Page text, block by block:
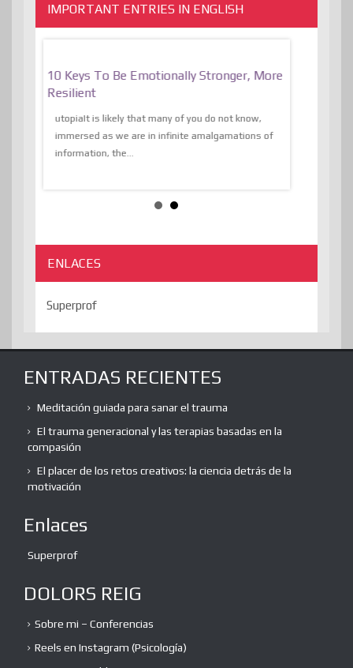
IMPORTANT ENTRIES IN ENGLISH
10 Keys To Be Emotionally Stronger, More
Resilient
utopiaIt is likely that many of you do not know,
immersed as we are in infinite amalgamations of
information, the...
ENLACES
Superprof
ENTRADAS RECIENTES
Meditación guiada para sanar el trauma
El trauma generacional y las terapias basadas en la
compasión
El placer de los retos creativos: la ciencia detrás de la
motivación
Enlaces
Superprof
DOLORS REIG
Sobre mi – Conferencias
Reels en Instagram (Psicología)